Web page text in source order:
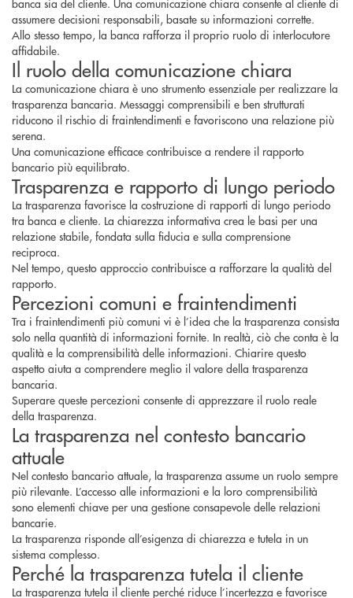
banca sia del cliente. Una comunicazione chiara consente al cliente di
assumere decisioni responsabili, basate su informazioni corrette.
Allo stesso tempo, la banca rafforza il proprio ruolo di interlocutore
affidabile.
Il ruolo della comunicazione chiara
La comunicazione chiara è uno strumento essenziale per realizzare la
trasparenza bancaria. Messaggi comprensibili e ben strutturati
riducono il rischio di fraintendimenti e favoriscono una relazione più
serena.
Una comunicazione efficace contribuisce a rendere il rapporto
bancario più equilibrato.
Trasparenza e rapporto di lungo periodo
La trasparenza favorisce la costruzione di rapporti di lungo periodo
tra banca e cliente. La chiarezza informativa crea le basi per una
relazione stabile, fondata sulla fiducia e sulla comprensione
reciproca.
Nel tempo, questo approccio contribuisce a rafforzare la qualità del
rapporto.
Percezioni comuni e fraintendimenti
Tra i fraintendimenti più comuni vi è l’idea che la trasparenza consista
solo nella quantità di informazioni fornite. In realtà, ciò che conta è la
qualità e la comprensibilità delle informazioni. Chiarire questo
aspetto aiuta a comprendere meglio il valore della trasparenza
bancaria.
Superare queste percezioni consente di apprezzare il ruolo reale
della trasparenza.
La trasparenza nel contesto bancario
attuale
Nel contesto bancario attuale, la trasparenza assume un ruolo sempre
più rilevante. L’accesso alle informazioni e la loro comprensibilità
sono elementi chiave per una gestione consapevole delle relazioni
bancarie.
La trasparenza risponde all’esigenza di chiarezza e tutela in un
sistema complesso.
Perché la trasparenza tutela il cliente
La trasparenza tutela il cliente perché riduce l’incertezza e favorisce